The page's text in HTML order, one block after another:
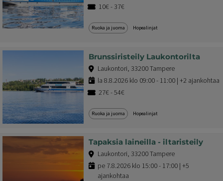
10€ - 37€
Ruoka ja juoma Hopealinjat
Brunssiristeily Laukontorilta
Laukontori, 33200 Tampere
la 8.8.2026 klo 09:00 - 11:00 | +2 ajankohtaa
27€ - 54€
Ruoka ja juoma Hopealinjat
Tapaksia laineilla - iltaristeily
Laukontori, 33200 Tampere
pe 7.8.2026 klo 15:00 - 17:00 | +5
ajankohtaa